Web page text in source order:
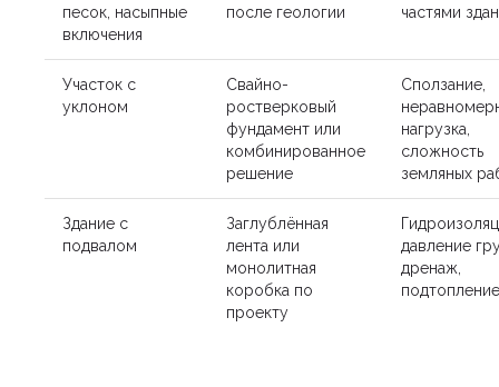
песок, насыпные
включения
после геологии
частями
Участок с
уклоном
Свайно-
ростверковый
фундамент или
комбинированное
решение
Сползание,
нагрузка,
сложность
земляных
Здание с
подвалом
Заглублённая
лента или
монолитная
коробка по
проекту
давление
дренаж,
подтопление